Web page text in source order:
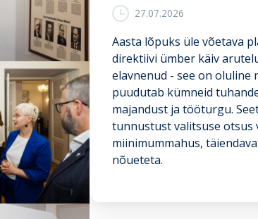
d
r
e
n
o
v
e
e
r
27.07.2026
Aasta lõpuks üle võetava
direktiivi ümber käiv
elavnenud - see on oluline
puudutab kümneid
majandust ja tööturgu.
tunnustust valitsuse otsus
miinimummahus,
nõueteta.